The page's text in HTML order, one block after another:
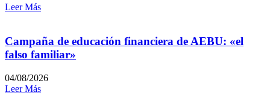
Leer Más
Campaña de educación financiera de AEBU: «el
falso familiar»
04/08/2026
Leer Más